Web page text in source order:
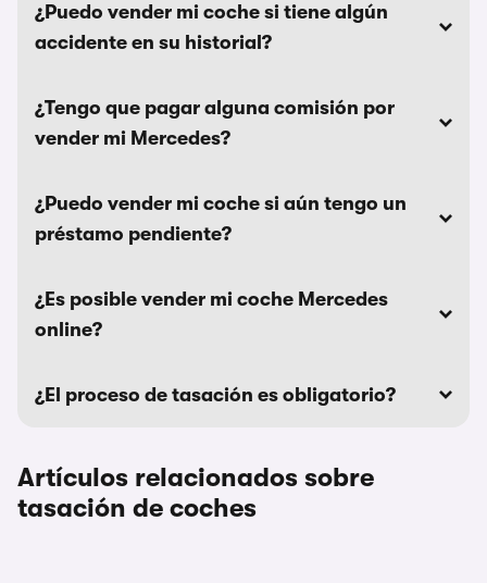
¿Puedo vender mi coche si tiene algún
accidente en su historial?
¿Tengo que pagar alguna comisión por
vender mi Mercedes?
¿Puedo vender mi coche si aún tengo un
préstamo pendiente?
¿Es posible vender mi coche Mercedes
online?
¿El proceso de tasación es obligatorio?
Artículos relacionados sobre
tasación de coches